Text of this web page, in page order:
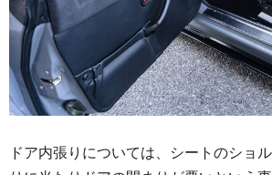
ドア内張りについては、シートのショ